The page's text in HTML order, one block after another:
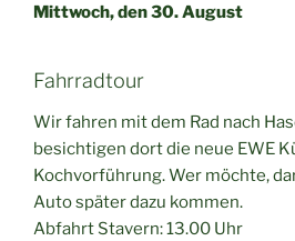
Mittwoch, den 30. August
Fahrradtour
Wir fahren mit dem Rad nach
besichtigen dort die neue EWE
Kochvorführung. Wer möchte,
Auto später dazu kommen.
Abfahrt Stavern: 13.00 Uhr